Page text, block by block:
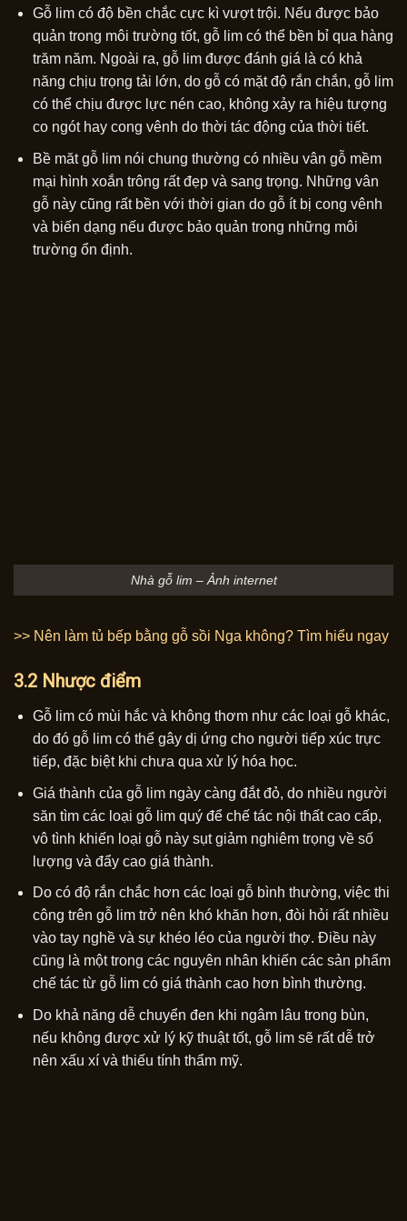
Gỗ lim có độ bền chắc cực kì vượt trội. Nếu được bảo
quản trong môi trường tốt, gỗ lim có thể bền bỉ qua hàng
trăm năm. Ngoài ra, gỗ lim được đánh giá là có khả
năng chịu trọng tải lớn, do gỗ có mặt độ rắn chắn, gỗ lim
có thể chịu được lực nén cao, không xảy ra hiệu tượng
co ngót hay cong vênh do thời tác động của thời tiết.
Bề măt gỗ lim nói chung thường có nhiều vân gỗ mềm
mại hình xoắn trông rất đẹp và sang trọng. Những vân
gỗ này cũng rất bền với thời gian do gỗ ít bị cong vênh
và biến dạng nếu được bảo quản trong những môi
trường ổn định.
Nhà gỗ lim – Ảnh internet
>> Nên làm tủ bếp bằng gỗ sồi Nga không? Tìm hiểu ngay
3.2 Nhược điểm
Gỗ lim có mùi hắc và không thơm như các loại gỗ khác,
do đó gỗ lim có thể gây dị ứng cho người tiếp xúc trực
tiếp, đặc biệt khi chưa qua xử lý hóa học.
Giá thành của gỗ lim ngày càng đắt đỏ, do nhiều người
săn tìm các loại gỗ lim quý để chế tác nội thất cao cấp,
vô tình khiến loại gỗ này sụt giảm nghiêm trọng về số
lượng và đẩy cao giá thành.
Do có độ rắn chắc hơn các loại gỗ bình thường, việc thi
công trên gỗ lim trở nên khó khăn hơn, đòi hỏi rất nhiều
vào tay nghề và sự khéo léo của người thợ. Điều này
cũng là một trong các nguyên nhân khiến các sản phẩm
chế tác từ gỗ lim có giá thành cao hơn bình thường.
Do khả năng dễ chuyển đen khi ngâm lâu trong bùn,
nếu không được xử lý kỹ thuật tốt, gỗ lim sẽ rất dễ trở
nên xấu xí và thiếu tính thẩm mỹ.